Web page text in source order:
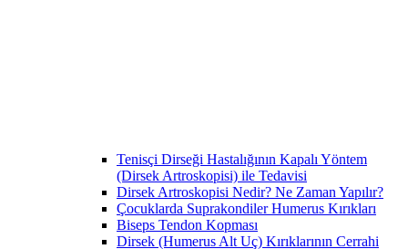
Tenisçi Dirseği Hastalığının Kapalı Yöntem
(Dirsek Artroskopisi) ile Tedavisi
Dirsek Artroskopisi Nedir? Ne Zaman Yapılır?
Çocuklarda Suprakondiler Humerus Kırıkları
Biseps Tendon Kopması
Dirsek (Humerus Alt Uç) Kırıklarının Cerrahi